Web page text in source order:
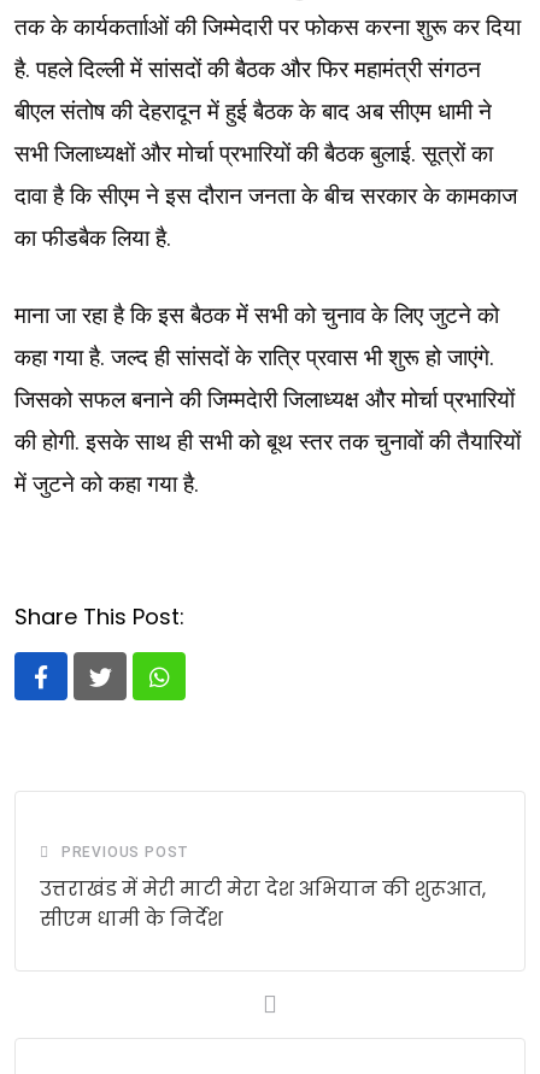
तक के कार्यकर्तााओं की जिम्मेदारी पर फोकस करना शुरू कर दिया
है. पहले दिल्ली में सांसदों की बैठक और फिर महामंत्री संगठन
बीएल संतोष की देहरादून में हुई बैठक के बाद अब सीएम धामी ने
सभी जिलाध्यक्षों और मोर्चा प्रभारियों की बैठक बुलाई. सूत्रों का
दावा है कि सीएम ने इस दौरान जनता के बीच सरकार के कामकाज
का फीडबैक लिया है.
माना जा रहा है कि इस बैठक में सभी को चुनाव के लिए जुटने को
कहा गया है. जल्द ही सांसदों के रात्रि प्रवास भी शुरू हो जाएंगे.
जिसको सफल बनाने की जिम्मदेारी जिलाध्यक्ष और मोर्चा प्रभारियों
की होगी. इसके साथ ही सभी को बूथ स्तर तक चुनावों की तैयारियों
में जुटने को कहा गया है.
Share This Post:
Whatsapp
PREVIOUS POST
उत्तराखंड में मेरी माटी मेरा देश अभियान की शुरूआत,
सीएम धामी के निर्देश